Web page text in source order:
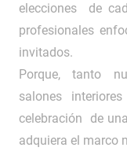
elecciones de
profesionales
invitados.
Porque, tanto
salones
celebración de
adquiera el marco